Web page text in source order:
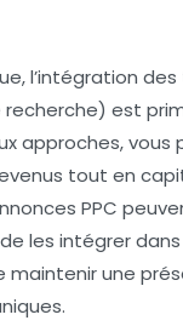
, l’intégration
est
approches,
tout en
PPC
les intégrer dans
une